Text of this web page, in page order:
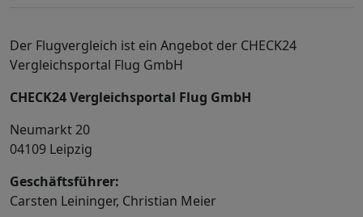
Der Flugvergleich ist ein Angebot der CHECK24
Vergleichsportal Flug GmbH
CHECK24 Vergleichsportal Flug GmbH
Neumarkt 20
04109 Leipzig
Geschäftsführer:
Carsten Leininger, Christian Meier